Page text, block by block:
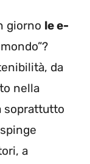
giorno le e-
da
nella
soprattutto
a